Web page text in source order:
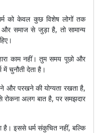
को केवल कुछ विशेष लोगों तक
और समाज से जुड़ा है, तो सामान्य
काम नहीं। तुम समय पूछो और
चुनौती देता है।
और परखने की योग्यता रखता है,
रोकना अलग बात है, पर समझदार
है। इससे धर्म संकुचित नहीं, बल्कि